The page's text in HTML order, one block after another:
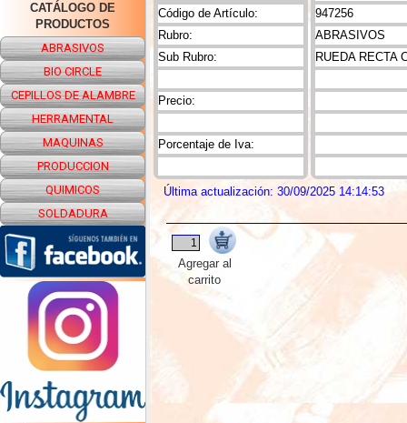
CATÁLOGO DE
PRODUCTOS
ABRASIVOS
BIO CIRCLE
CEPILLOS DE ALAMBRE
HERRAMENTAL
MAQUINAS
PRODUCCION
QUIMICOS
SOLDADURA
Código de Artículo:
Rubro:
Sub Rubro:
Precio:
Porcentaje de Iva:
947256
ABRASIVOS
RUEDA RECTA
Última actualización: 30/09/2025 14:14:53
Agregar al
carrito